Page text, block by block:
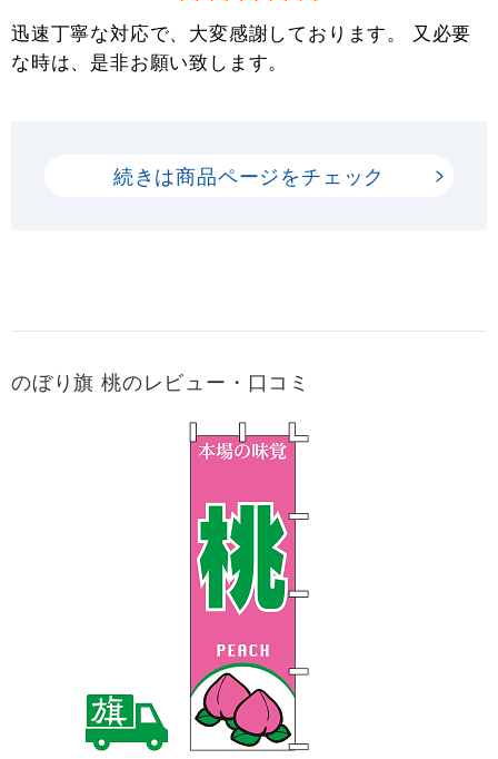
迅速丁寧な対応で、大変感謝しております。 又必要
な時は、是非お願い致します。
続きは商品ページをチェック
のぼり旗 桃のレビュー・口コミ